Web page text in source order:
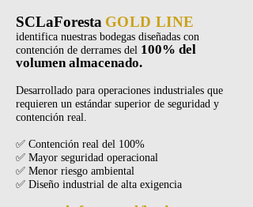
SCLaForesta GOLD LINE
identifica nuestras bodegas diseñadas con
contención de derrames del 100% del
volumen almacenado.
Desarrollado para operaciones industriales que
requieren un estándar superior de seguridad y
contención real.
✅ Contención real del 100%
✅ Mayor seguridad operacional
✅ Menor riesgo ambiental
✅ Diseño industrial de alta exigencia